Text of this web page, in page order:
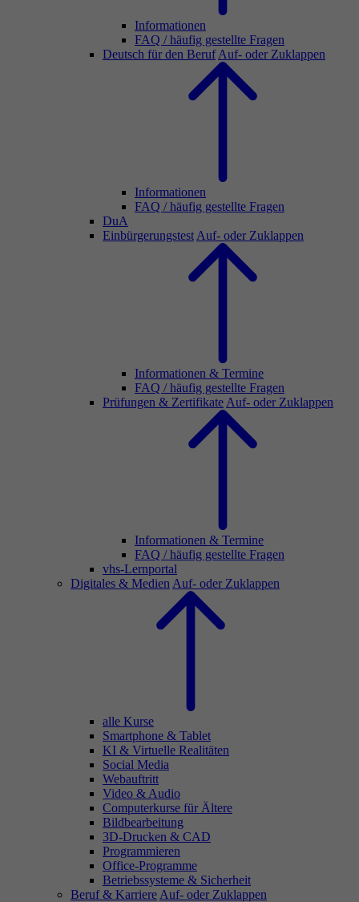
Informationen
FAQ / häufig gestellte Fragen
Deutsch für den Beruf Auf- oder Zuklappen
Informationen
FAQ / häufig gestellte Fragen
DuA
Einbürgerungstest Auf- oder Zuklappen
Informationen & Termine
FAQ / häufig gestellte Fragen
Prüfungen & Zertifikate Auf- oder Zuklappen
Informationen & Termine
FAQ / häufig gestellte Fragen
vhs-Lernportal
Digitales & Medien Auf- oder Zuklappen
alle Kurse
Smartphone & Tablet
KI & Virtuelle Realitäten
Social Media
Webauftritt
Video & Audio
Computerkurse für Ältere
Bildbearbeitung
3D-Drucken & CAD
Programmieren
Office-Programme
Betriebssysteme & Sicherheit
Beruf & Karriere Auf- oder Zuklappen